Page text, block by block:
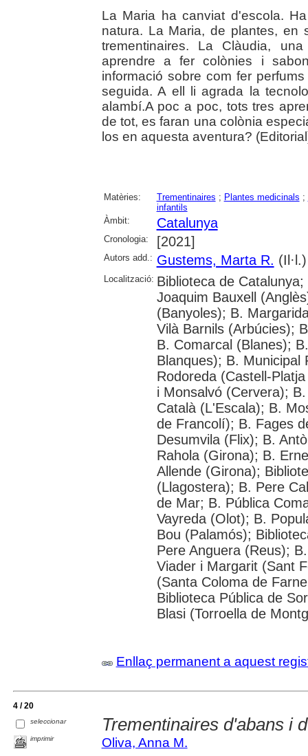
La Maria ha canviat d'escola.
natura. La Maria, de plantes, en
trementinaires. La Clàudia,
aprendre a fer colònies i
informació sobre com fer
seguida. A ell li agrada la
alambí.A poc a poc, tots tres
de tot, es faran una colònia
los en aquesta aventura?
Matèries: Trementinaires ; Plantes medicinals ;
infantils
Àmbit:
Catalunya
Cronologia: [2021]
Autors add.: Gustems, Marta R. (Il·l.)
Localització: Biblioteca de
Joaquim Bauxell
(Banyoles); B.
Vilà Barnils (Arbúcies);
B. Comarcal (Blanes);
Blanques); B. Municipal
Rodoreda (Castell-
i Monsalvó (Cervera);
Català (L'Escala); B.
de Francolí); B. Fages
Desumvila (Flix); B.
Rahola (Girona); B.
Allende (Girona);
(Llagostera); B. Pere
de Mar; B. Pública
Vayreda (Olot); B.
Bou (Palamós);
Pere Anguera (Reus);
Viader i Margarit (Sant
(Santa Coloma de
Biblioteca Pública de
Blasi (Torroella de
Enllaç permanent a aquest
4 / 20
seleccionar
imprimir
Trementinaires d'abans i
Oliva, Anna M.